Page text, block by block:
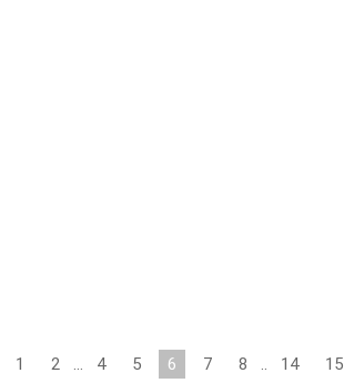
1 2 … 4 5 6 7 8 .. 14 15